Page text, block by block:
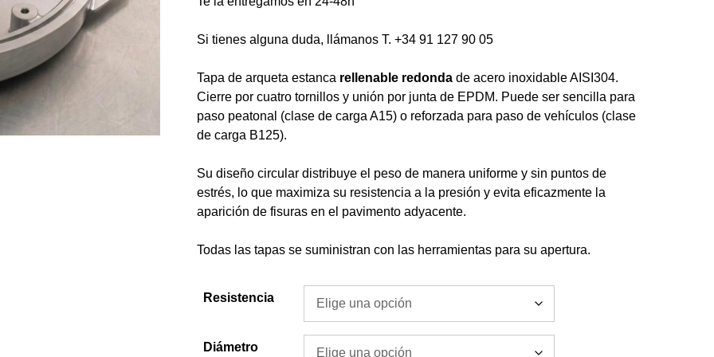
Si tienes alguna duda, llámanos T. +34 91 127 90 05
Tapa de arqueta estanca rellenable redonda de acero inoxidable AISI304.
Cierre por cuatro tornillos y unión por junta de EPDM. Puede ser sencilla para
paso peatonal (clase de carga A15) o reforzada para paso de vehículos (clase
de carga B125).
Su diseño circular distribuye el peso de manera uniforme y sin puntos de
estrés, lo que maximiza su resistencia a la presión y evita eficazmente la
aparición de fisuras en el pavimento adyacente.
Todas las tapas se suministran con las herramientas para su apertura.
Resistencia
Diámetro